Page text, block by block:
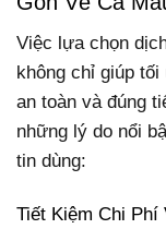
Việc lựa chọn
không chỉ giúp
an toàn và đúng
những lý do nổi
tin dùng:
Tiết Kiệm Chi Phí